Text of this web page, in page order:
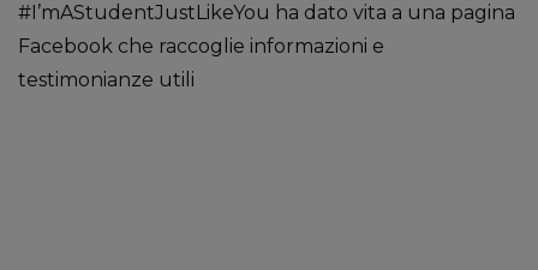
#I’mAStudentJustLikeYou ha dato vita a una pagina
Facebook che raccoglie informazioni e
testimonianze utili